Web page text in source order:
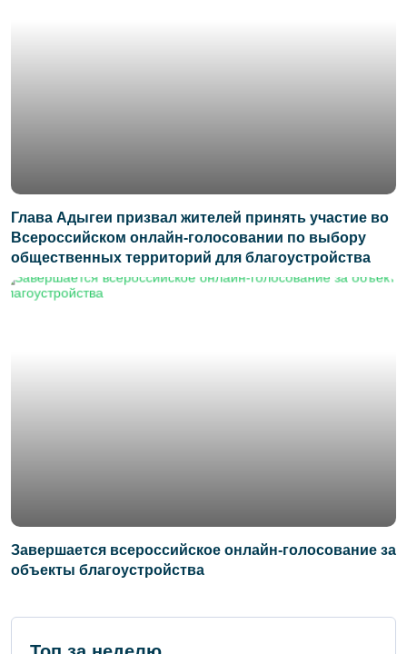
Глава Адыгеи призвал жителей принять участие во
Всероссийском онлайн-голосовании по выбору
общественных территорий для благоустройства
Завершается всероссийское онлайн-голосование за
объекты благоустройства